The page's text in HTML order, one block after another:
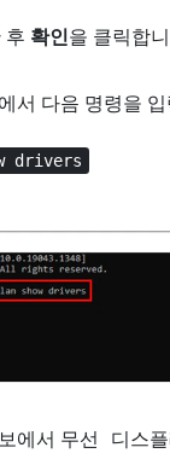
후 확인을 클릭합
서 다음 명령을
drivers
에서 무선 디스